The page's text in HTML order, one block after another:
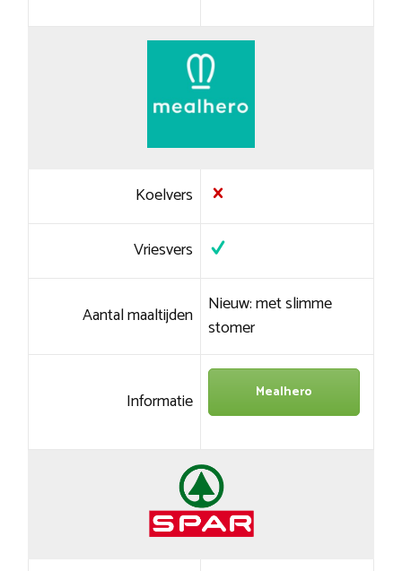
Koelvers
Vriesvers
Aantal maaltijden Nieuw: met slimme
stomer
Informatie Mealhero